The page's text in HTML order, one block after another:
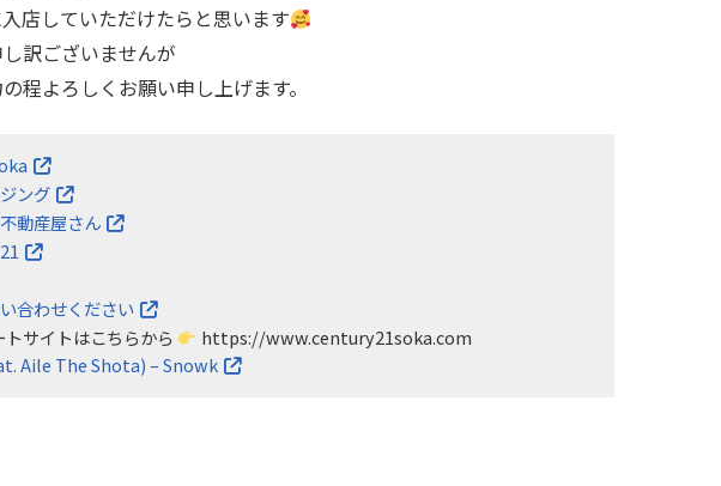
店していただけたらと思います
訳ございませんが
程よろしくお願い申し上げます。
ング
動産屋さん
合わせください
サイトはこちらから
https://www.century21soka.com
Aile The Shota) – Snowk